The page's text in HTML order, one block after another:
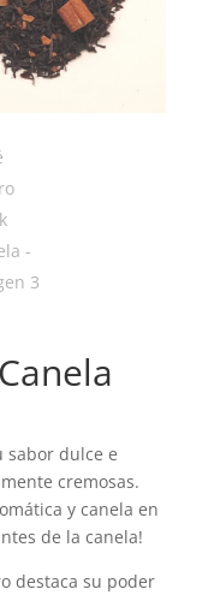
€
€
sabor dulce e
cremosas.
y canela en
de la canela!
destaca su poder